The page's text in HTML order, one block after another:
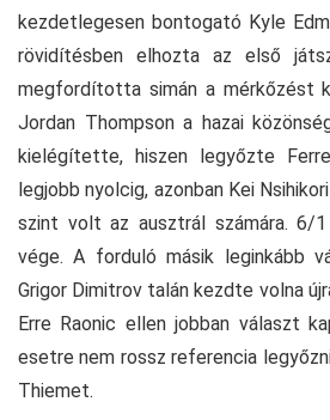
kezdetlegesen bontogató Kyle
rövidítésben elhozta az első
megfordította simán a mérkőzést
Jordan Thompson a hazai
kielégítette, hiszen legyőzte
legjobb nyolcig, azonban Kei
szint volt az ausztrál számára.
vége. A forduló másik leginkább
Grigor Dimitrov talán kezdte volna
Erre Raonic ellen jobban választ
esetre nem rossz referencia
Thiemet.